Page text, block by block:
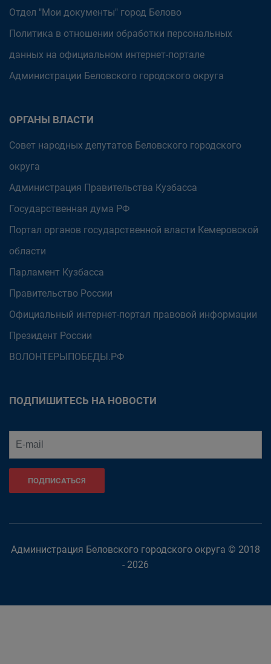
Отдел "Мои документы" город Белово
Политика в отношении обработки персональных
данных на официальном интернет-портале
Администрации Беловского городского округа
ОРГАНЫ ВЛАСТИ
Совет народных депутатов Беловского городского
округа
Администрация Правительства Кузбасса
Государственная дума РФ
Портал органов государственной власти Кемеровской
области
Парламент Кузбасса
Правительство России
Официальный интернет-портал правовой информации
Президент России
ВОЛОНТЕРЫПОБЕДЫ.РФ
ПОДПИШИТЕСЬ НА НОВОСТИ
ПОДПИСАТЬСЯ
Администрация Беловского городского округа © 2018
- 2026